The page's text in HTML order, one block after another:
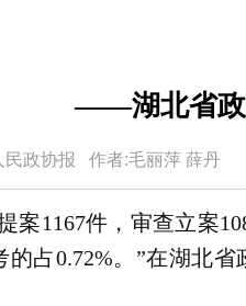
——湖北省政
政协报 作者:毛丽萍 薛丹
案1167件，审查立案
的占0.72%。”在湖北